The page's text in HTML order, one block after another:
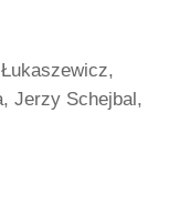
Jerzy Schejbal,